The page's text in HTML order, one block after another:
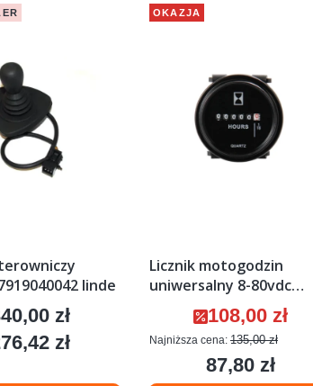
linde
zł
zł
OKAZJA
Licznik motogodzin
uniwersalny 8-80vdc
e0003850Cena promocyjna
108,00 zł
Najniższa cena: 135,00 zł
Cena
87,80 zł